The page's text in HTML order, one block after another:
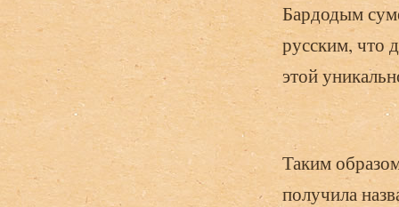
Бардодым
русским, что
этой
Таким
получила